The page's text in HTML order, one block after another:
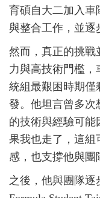
育碩自大二加入車
與整合工作，並逐
然而，真正的挑戰
力與高技術門檻
統組最艱困時期僅
發。他坦言曾多次
的技術與經驗可能
果我也走了，這組
感，也支撐他與團
之後，他與團隊逐